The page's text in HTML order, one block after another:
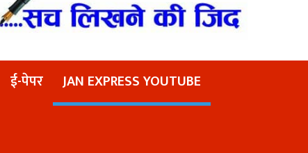
ई-पेपर
JAN EXPRESS YOUTUBE